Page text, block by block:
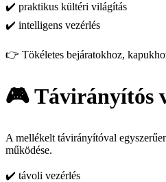
✔️ praktikus kültéri világítás
✔️ intelligens vezérlés
👉 Tökéletes bejáratokhoz,
🎮 Távirányítós
A mellékelt távirányítóval
működése.
✔️ távoli vezérlés